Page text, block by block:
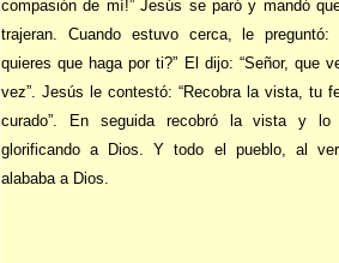
compasión de mí!” Jesús se paró y mandó
trajeran. Cuando estuvo cerca, le preguntó:
quieres que haga por ti?” El dijo: “Señor, que
vez”. Jesús le contestó: “Recobra la vista, tu
curado”. En seguida recobró la vista y lo
glorificando a Dios. Y todo el pueblo, al
alababa a Dios.